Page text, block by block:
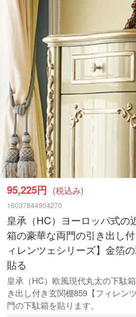
95,225円 (税込み)
16037844904270
皇承（HC）ヨーロッパ式の
箱の豪華な両門の引き出し
ィレンツェシリーズ】金箔
貼る
皇承（HC）欧風現代丸太の下駄
き出し付き玄関棚859【フィレン
門の下駄箱を貼ります。